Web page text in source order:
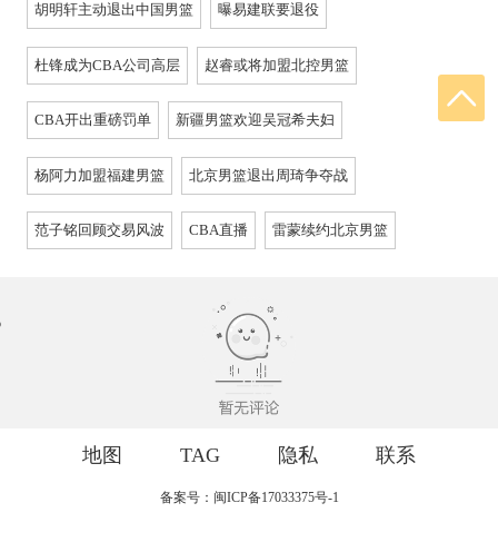
胡明轩主动退出中国男篮 曝易建联要退役
杜锋成为CBA公司高层 赵睿或将加盟北控男篮
CBA开出重磅罚单 新疆男篮欢迎吴冠希夫妇
杨阿力加盟福建男篮 北京男篮退出周琦争夺战
范子铭回顾交易风波 CBA直播 雷蒙续约北京男篮
地图 TAG 隐私 联系
备案号：闽ICP备17033375号-1